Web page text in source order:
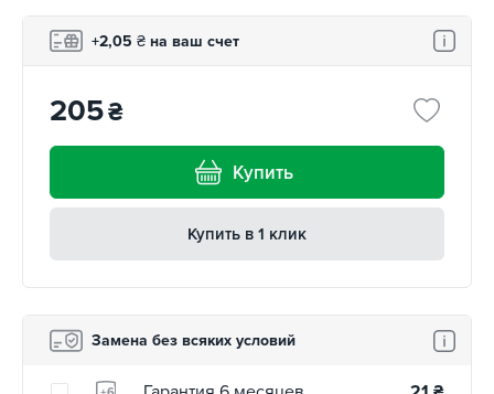
+2,05 ₴ на ваш счет
205₴
Купить
Купить в 1 клик
Замена без всяких условий